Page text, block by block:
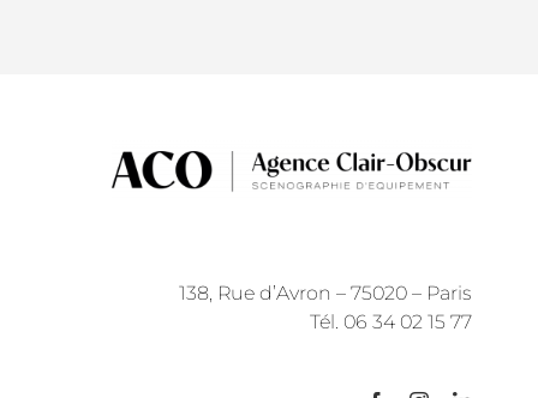
138, Rue d’Avron – 75020 – Paris
Tél. 06 34 02 15 77